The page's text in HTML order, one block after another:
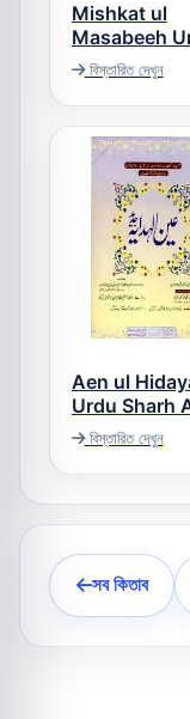
Mishkat ul
Masabeeh
مشکوۃ المصابیح
اردو
বিস্তারিত দেখুন
Aen ul
Urdu Sharh
Hidaya Vol
عین الھدایہ اردو
شرح ھدایہ
বিস্তারিত দেখুন
সব কিতাব